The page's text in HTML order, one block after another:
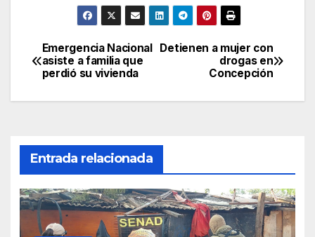
Navegación
de
Detienen a mujer con
drogas en
Concepción
Emergencia Nacional
asiste a familia que
perdió su vivienda
Entrada relacionada